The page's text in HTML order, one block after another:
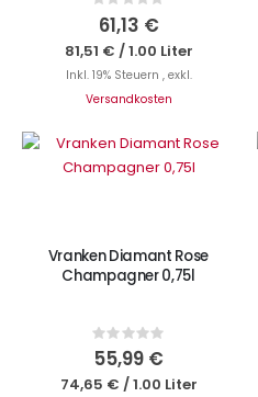
0%
61,13 €
81,51 € /1.00 Liter
Inkl. 19% Steuern , exkl.
Versandkosten
IN DEN WARENKORB
Vranken Diamant Rose
Champagner 0,75l
Rating:
0%
55,99 €
74,65 € /1.00 Liter